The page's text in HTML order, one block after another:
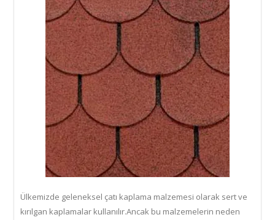
Ülkemizde geleneksel çatı kaplama malzemesi olarak sert ve
kırılgan kaplamalar kullanılır.Ancak bu malzemelerin neden